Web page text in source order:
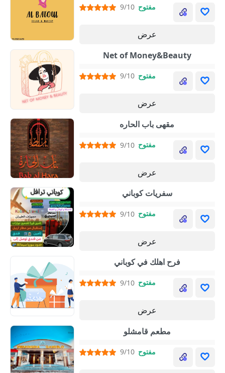
9/10 مفتوح
عرض
Net of Money&Beauty
9/10 مفتوح
عرض
مقهى باب الحاره
9/10 مفتوح
عرض
سفريات كوباني
9/10 مفتوح
عرض
فرح اهلك في كوباني
9/10 مفتوح
عرض
مطعم قامشلو
9/10 مفتوح